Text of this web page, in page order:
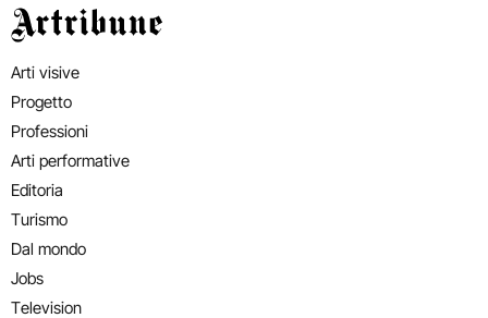
Artribune
Arti visive
Progetto
Professioni
Arti performative
Editoria
Turismo
Dal mondo
Jobs
Television